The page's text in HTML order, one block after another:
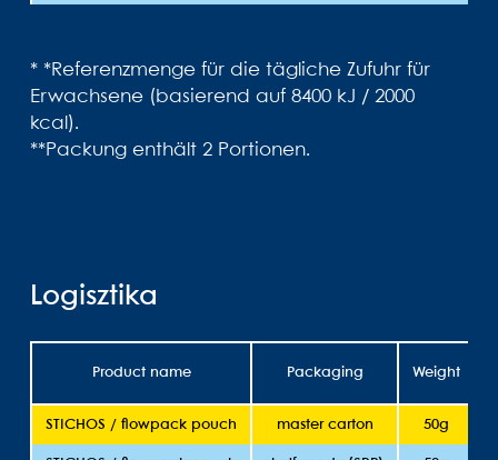
* *Referenzmenge für die tägliche Zufuhr für
Erwachsene (basierend auf 8400 kJ / 2000
kcal).
**Packung enthält 2 Portionen.
Logisztika
Product name Packaging Weight
STICHOS / flowpack pouch master carton 50g